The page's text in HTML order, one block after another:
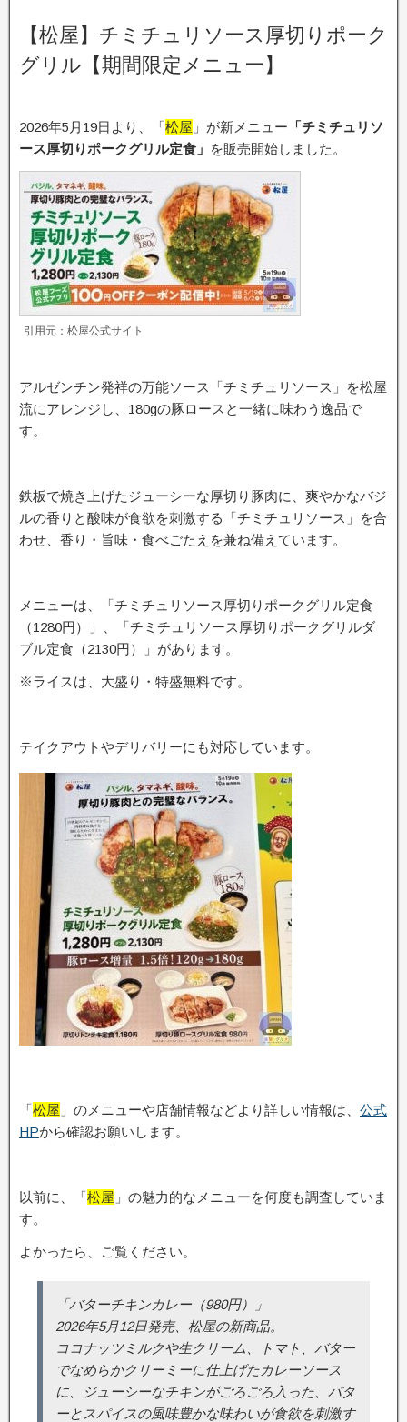
【松屋】チミチュリソース厚切りポーク
グリル【期間限定メニュー】
2026年5月19日より、「松屋 」が新メニュー 「チミチュリソ
ース厚切りポークグリル定食」 を販売開始しました。
引用元：松屋公式サイト
アルゼンチン発祥の万能ソース「チミチュリソース」を松屋
流にアレンジし、180gの豚ロースと一緒に味わう逸品で
す。
鉄板で焼き上げたジューシーな厚切り豚肉に、爽やかなバジ
ルの香りと酸味が食欲を刺激する「チミチュリソース」を合
わせ、香り・旨味・食べごたえを兼ね備えています。
メニューは、「チミチュリソース厚切りポークグリル定食
（1280円）」、「チミチュリソース厚切りポークグリルダ
ブル定食（2130円）」があります。
※ライスは、大盛り・特盛無料です。
テイクアウトやデリバリーにも対応しています。
「松屋 」のメニューや店舗情報などより詳しい情報は、 公式
HPから確認お願いします。
以前に、「松屋 」の魅力的なメニューを何度も調査していま
す。
よかったら、ご覧ください。
「バターチキンカレー（980円）」
2026年5月12日発売、松屋の新商品。
ココナッツミルクや生クリーム、トマト、バター
でなめらかクリーミーに仕上げたカレーソース
に、ジューシーなチキンがごろごろ入った、バタ
ーとスパイスの風味豊かな味わいが食欲を刺激す